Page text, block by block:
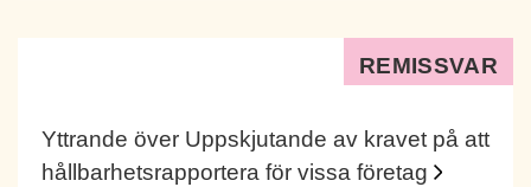
REMISSVAR
Yttrande över Uppskjutande av kravet på att
hållbarhetsrapportera för vissa företag